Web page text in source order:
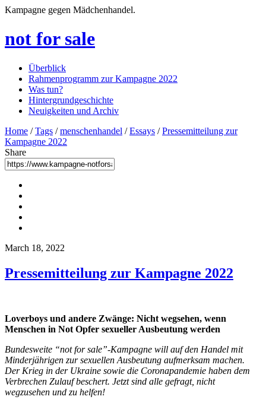
Kampagne gegen Mädchenhandel.
not for sale
Überblick
Rahmenprogramm zur Kampagne 2022
Was tun?
Hintergrundgeschichte
Neuigkeiten und Archiv
Home /Tags /menschenhandel /Essays /Pressemitteilung zur
Kampagne 2022
Share
March 18, 2022
Pressemitteilung zur Kampagne 2022
Loverboys und andere Zwänge: Nicht wegsehen, wenn
Menschen in Not Opfer sexueller Ausbeutung werden
Bundesweite “not for sale”-Kampagne will auf den Handel mit
Minderjährigen zur sexuellen Ausbeutung aufmerksam machen.
Der Krieg in der Ukraine sowie die Coronapandemie haben dem
Verbrechen Zulauf beschert. Jetzt sind alle gefragt, nicht
wegzusehen und zu helfen!